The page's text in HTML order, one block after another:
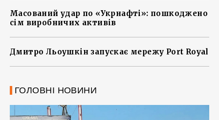
Масований удар по «Укрнафті»: пошкоджено
сім виробничих активів
Дмитро Льоушкін запускає мережу Port Royal
ГОЛОВНІ НОВИНИ